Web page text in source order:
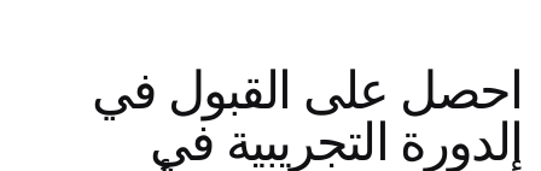
احصل على القبول في
الدورة التجريبية في